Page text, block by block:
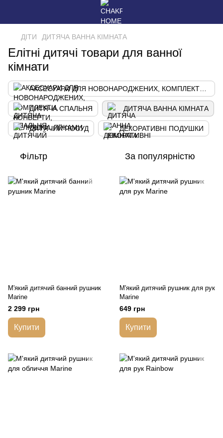
ДІТИ ДИТЯЧА ВАННА КІМНАТА
Елітні дитячі товари для ванної
кімнати
ДИТЯЧА СПАЛЬНЯ ДИТЯЧА ВАННА КІМНАТА
ДИТЯЧИЙ ПОСУД ДЕКОРАТИВНІ ПОДУШКИ
Фільтр За популярністю
М'який дитячий банний рушник
Marine
2 299 грн
Купити
М'який дитячий рушник для рук
Marine
649 грн
Купити